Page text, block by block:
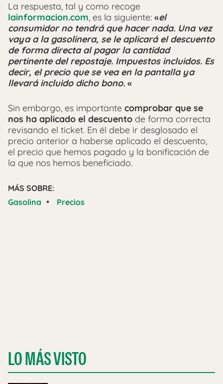
La respuesta, tal y como recoge
lainformacion.com, es la siguiente: «el
consumidor no tendrá que hacer nada. Una vez
vaya a la gasolinera, se le aplicará el descuento
de forma directa al pagar la cantidad
pertinente del repostaje. Impuestos incluidos. Es
decir, el precio que se vea en la pantalla ya
llevará incluido dicho bono. «
Sin embargo, es importante comprobar que se
nos ha aplicado el descuento de forma correcta
revisando el ticket. En él debe ir desglosado el
precio anterior a haberse aplicado el descuento,
el precio que hemos pagado y la bonificación de
la que nos hemos beneficiado.
MÁS SOBRE:
Gasolina • Precios
LO MÁS VISTO